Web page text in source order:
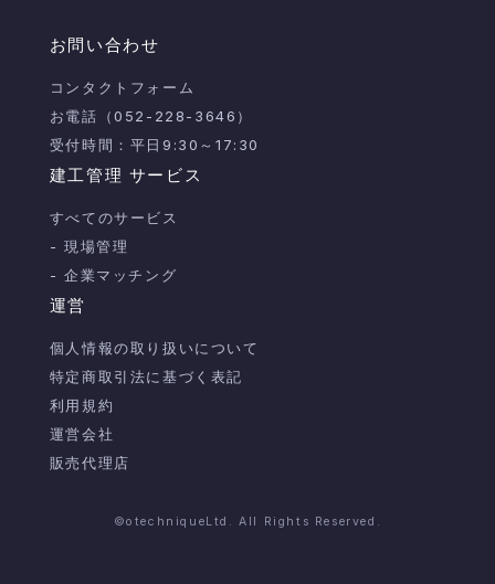
お問い合わせ
コンタクトフォーム
お電話（052-228-3646）
受付時間：平日9:30～17:30
建工管理 サービス
すべてのサービス
- 現場管理
- 企業マッチング
運営
個人情報の取り扱いについて
特定商取引法に基づく表記
利用規約
運営会社
販売代理店
©otechniqueLtd. All Rights Reserved.